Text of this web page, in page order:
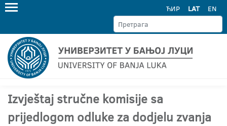
ЋИР LAT EN
Izvještaj stručne komisije sa
prijedlogom odluke za dodjelu zvanja